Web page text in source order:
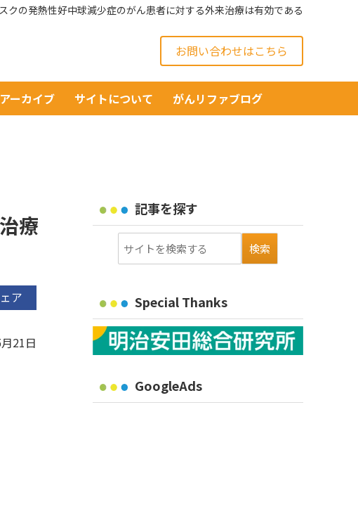
クの発熱性好中球減少症のがん患者に対する外来治療は有効である
お問い合わせはこちら
ーカイブ サイトについて がんリファブログ
療
ア
21日
記事を探す
Special Thanks
GoogleAds